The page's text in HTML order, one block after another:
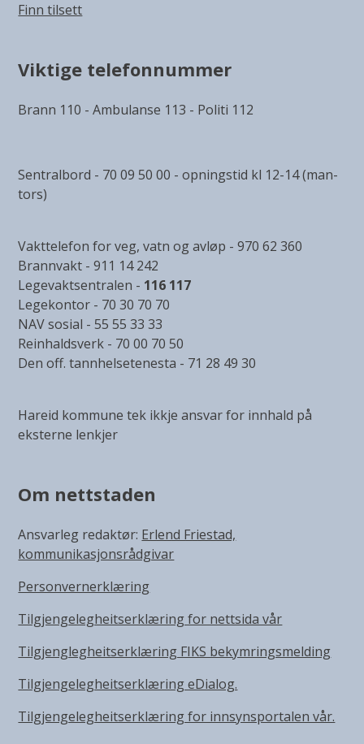
Finn tilsett
Viktige telefonnummer
Brann 110 - Ambulanse 113 - Politi 112
Sentralbord - 70 09 50 00 - opningstid kl 12-14 (man-
tors)
Vakttelefon for veg, vatn og avløp - 970 62 360
Brannvakt - 911 14 242
Legevaktsentralen - 116 117
Legekontor - 70 30 70 70
NAV sosial - 55 55 33 33
Reinhaldsverk - 70 00 70 50
Den off. tannhelsetenesta - 71 28 49 30
Hareid kommune tek ikkje ansvar for innhald på
eksterne lenkjer
Om nettstaden
Ansvarleg redaktør: Erlend Friestad,
kommunikasjonsrådgivar
Personvernerklæring
Tilgjengelegheitserklæring for nettsida vår
Tilgjenglegheitserklæring FIKS bekymringsmelding
Tilgjengelegheitserklæring eDialog.
Tilgjengelegheitserklæring for innsynsportalen vår.